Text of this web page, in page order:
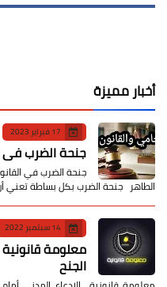
أخبار مميزة
17 فبراير 2023
جنحة الضرب في
جنحة الضرب في
الطاهر جنحة الضرب بكل بساطة تعني
14 سبتمبر 2022
معلومة
الجنح